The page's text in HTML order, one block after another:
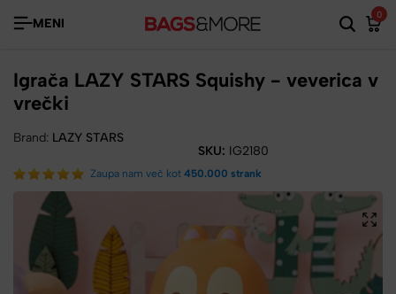
MENI
0
Igrača LAZY STARS Squishy - veverica v
vrečki
Brand: LAZY STARS
SKU: IG2180
Zaupa nam več kot 450.000 strank